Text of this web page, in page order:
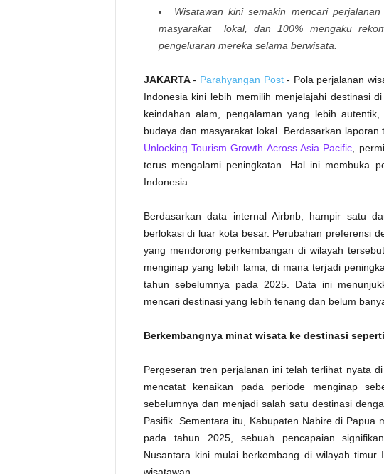
Wisatawan kini semakin mencari
masyarakat lokal, dan 100% mengaku
pengeluaran mereka selama berwisata.
JAKARTA- Parahyangan Post- Pola perjalanan
Indonesia kini lebih memilih menjelajahi destinasi
keindahan alam, pengalaman yang lebih
budaya dan masyarakat lokal. Berdasarkan laporan
Unlocking Tourism Growth Across Asia Pacific ,
terus mengalami peningkatan. Hal ini membuka
Indonesia.
Berdasarkan data internal Airbnb, hampir satu
berlokasi di luar kota besar. Perubahan preferensi
yang mendorong perkembangan di wilayah
menginap yang lebih lama, di mana terjadi
tahun sebelumnya pada 2025. Data ini
mencari destinasi yang lebih tenang dan belum
Berkembangnya minat wisata ke destinasi
Pergeseran tren perjalanan ini telah terlihat nyata
mencatat kenaikan pada periode menginap
sebelumnya dan menjadi salah satu destinasi
Pasifik. Sementara itu, Kabupaten Nabire di Papua
pada tahun 2025, sebuah pencapaian
Nusantara kini mulai berkembang di wilayah timur